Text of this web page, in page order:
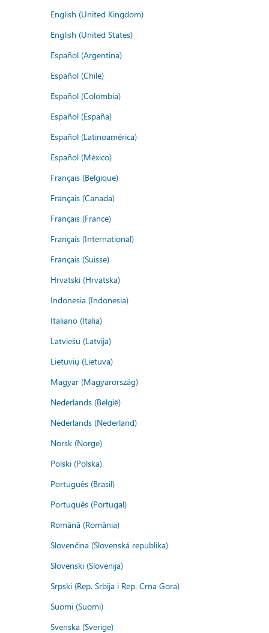
English (United Kingdom)
English (United States)
Español (Argentina)
Español (Chile)
Español (Colombia)
Español (España)
Español (Latinoamérica)
Español (México)
Français (Belgique)
Français (Canada)
Français (France)
Français (International)
Français (Suisse)
Hrvatski (Hrvatska)
Indonesia (Indonesia)
Italiano (Italia)
Latviešu (Latvija)
Lietuvių (Lietuva)
Magyar (Magyarország)
Nederlands (België)
Nederlands (Nederland)
Norsk (Norge)
Polski (Polska)
Português (Brasil)
Português (Portugal)
Română (România)
Slovenčina (Slovenská republika)
Slovenski (Slovenija)
Srpski (Rep. Srbija i Rep. Crna Gora)
Suomi (Suomi)
Svenska (Sverige)